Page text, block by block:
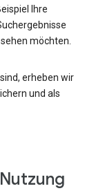
Ihre
möchten.
erheben wir
und als